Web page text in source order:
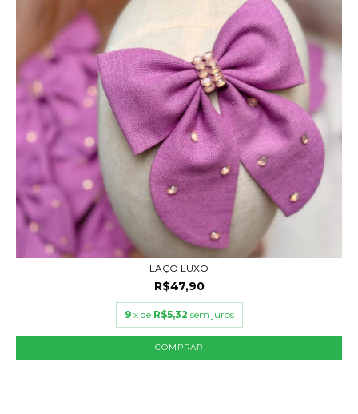
LAÇO LUXO
R$47,90
9 x de R$5,32 sem juros
COMPRAR